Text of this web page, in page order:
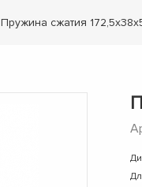
Пружина сжатия